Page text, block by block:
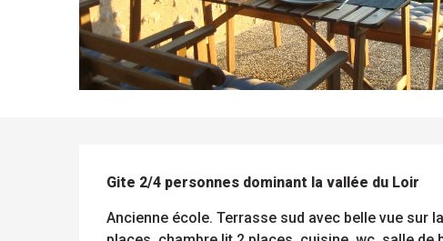
DESCRIPTION
Gite 2/4 personnes dominant la vallée du Loir
Ancienne école. Terrasse sud avec belle vue sur